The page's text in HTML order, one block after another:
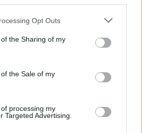
app uses one or more Google
or usage behaviour. You may click to
to Google and its third-party tags to
specified purposes in below Google
Opt Outs
the Sharing of my
the Sale of my
processing my
Targeted Advertising.